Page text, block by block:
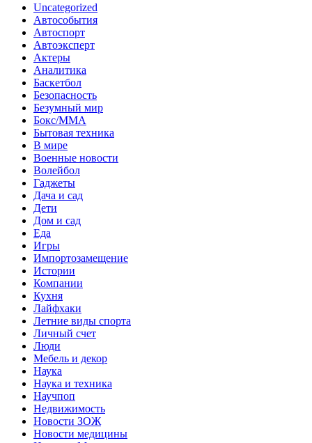
Uncategorized
Автособытия
Автоспорт
Автоэксперт
Актеры
Аналитика
Баскетбол
Безопасность
Безумный мир
Бокс/MMA
Бытовая техника
В мире
Военные новости
Волейбол
Гаджеты
Дача и сад
Дети
Дом и сад
Еда
Игры
Импортозамещение
Истории
Компании
Кухня
Лайфхаки
Летние виды спорта
Личный счет
Люди
Мебель и декор
Наука
Наука и техника
Научпоп
Недвижимость
Новости ЗОЖ
Новости медицины